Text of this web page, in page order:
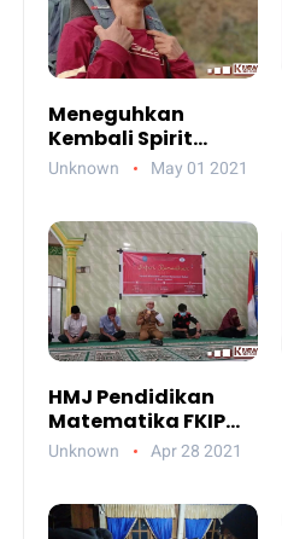
Meneguhkan
Kembali Spirit
Pendidikan Yang
Kian Memudar Dari
Orientasinya
Unknown May 01 2021
HMJ Pendidikan
Matematika FKIP
Unismuh Makassar
Gelar Safari
Takalar
Unknown Apr 28 2021